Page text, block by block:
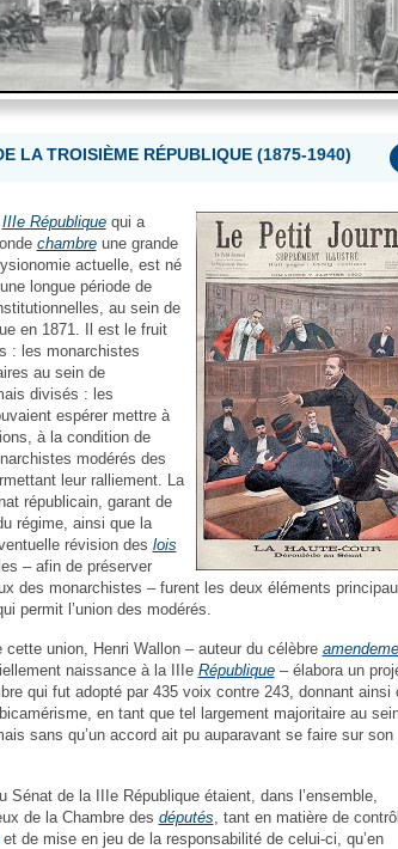
LA TROISIÈME RÉPUBLIQUE (1875-1940)
IIIe Républiquequi a
chambreune grande
actuelle, est né
longue période de
au sein de
en 1871. Il est le fruit
: les monarchistes
au sein de
divisés : les
espérer mettre à
à la condition de
modérés des
leur ralliement. La
républicain, garant de
régime, ainsi que la
révision des lois
– afin de préserver
des monarchistes – furent les deux éléments
permit l’union des modérés.
cette union, Henri Wallon – auteur du célèbre
naissance à la IIIe République– élabora un
qui fut adopté par 435 voix contre 243, donnant ainsi
en tant que tel largement majoritaire au
sans qu’un accord ait pu auparavant se faire sur son
Sénat de la IIIe République étaient, dans l’ensemble,
de la Chambre des députés, tant en matière de
de mise en jeu de la responsabilité de celui-ci, qu’en